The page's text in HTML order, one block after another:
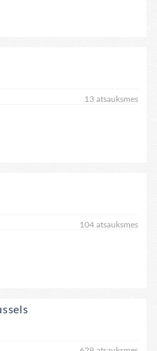
13 atsauksmes
104 atsauksmes